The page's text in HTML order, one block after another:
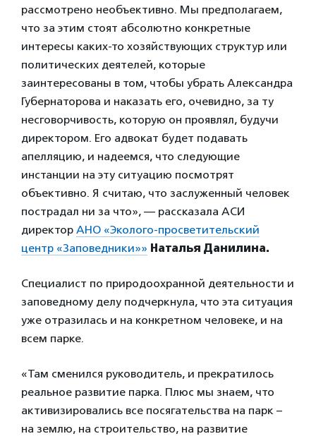
рассмотрено необъективно. Мы предполагаем,
что за этим стоят абсолютно конкретные
интересы каких-то хозяйствующих структур или
политических деятелей, которые
заинтересованы в том, чтобы убрать Александра
Губернаторова и наказать его, очевидно, за ту
несговорчивость, которую он проявлял, будучи
директором. Его адвокат будет подавать
апелляцию, и надеемся, что следующие
инстанции на эту ситуацию посмотрят
объективно. Я считаю, что заслуженный человек
пострадал ни за что», — рассказала АСИ
директор АНО «Эколого-просветительский
центр «Заповедники»» Наталья Данилина.
Специалист по природоохранной деятельности и
заповедному делу подчеркнула, что эта ситуация
уже отразилась и на конкретном человеке, и на
всем парке.
«Там сменился руководитель, и прекратилось
реальное развитие парка. Плюс мы знаем, что
активизировались все посягательства на парк –
на землю, на строительство, на развитие